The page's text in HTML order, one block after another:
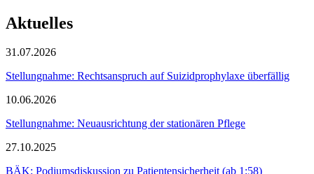
Aktuelles
31.07.2026
Stellungnahme: Rechtsanspruch auf Suizidprophylaxe überfällig
10.06.2026
Stellungnahme: Neuausrichtung der stationären Pflege
27.10.2025
BÄK: Podiumsdiskussion zu Patientensicherheit (ab 1:58)